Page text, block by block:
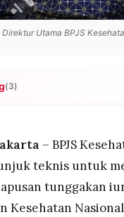
Direktur Utama BPJS
(3)
penghapusan
dari satu juta kanal
untuk mempermudah
– BPJS
teknis untuk
tunggakan
Kesehatan